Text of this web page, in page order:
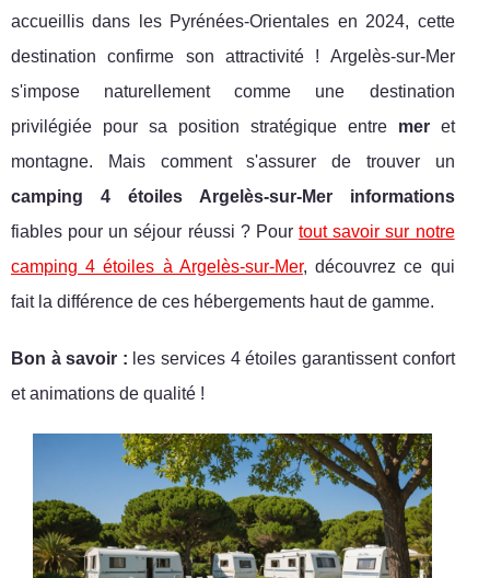
accueillis dans les Pyrénées-Orientales en 2024, cette
destination confirme son attractivité ! Argelès-sur-Mer
s'impose naturellement comme une destination
privilégiée pour sa position stratégique entre meret
montagne. Mais comment s'assurer de trouver un
camping 4 étoiles Argelès-sur-Mer informations
fiables pour un séjour réussi ? Pourtout savoir sur notre
camping 4 étoiles à Argelès-sur-Mer, découvrez ce qui
fait la différence de ces hébergements haut de gamme.
Bon à savoir : les services 4 étoiles garantissent confort
et animations de qualité !